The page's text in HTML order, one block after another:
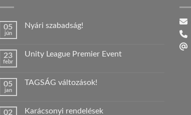
05
jún
Nyári szabadság!
Nyári
23
febr
Unity League Premier Event
Unity
bejegyzéshez
05
jan
TAGSÁG változások!
TAGSÁG
02 Karácsonyi rendelések